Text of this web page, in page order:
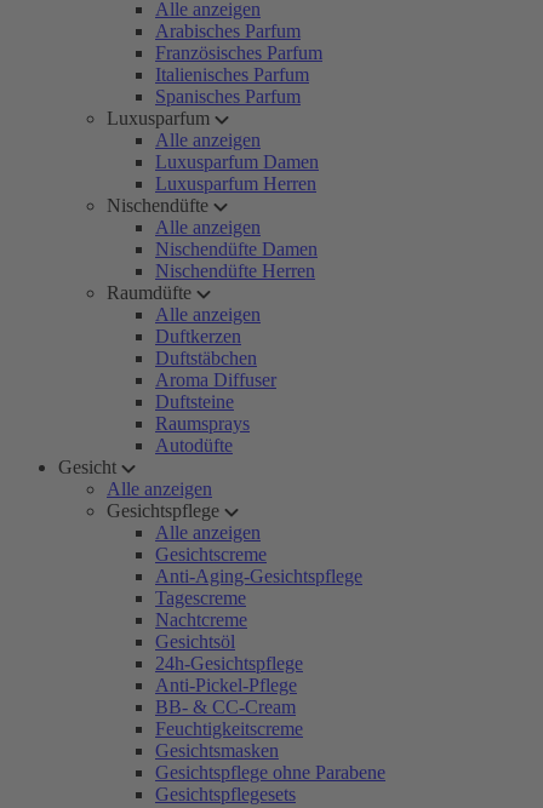
Alle anzeigen
Arabisches Parfum
Französisches Parfum
Italienisches Parfum
Spanisches Parfum
Luxusparfum
Alle anzeigen
Luxusparfum Damen
Luxusparfum Herren
Nischendüfte
Alle anzeigen
Nischendüfte Damen
Nischendüfte Herren
Raumdüfte
Alle anzeigen
Duftkerzen
Duftstäbchen
Aroma Diffuser
Duftsteine
Raumsprays
Autodüfte
Gesicht
Alle anzeigen
Gesichtspflege
Alle anzeigen
Gesichtscreme
Anti-Aging-Gesichtspflege
Tagescreme
Nachtcreme
Gesichtsöl
24h-Gesichtspflege
Anti-Pickel-Pflege
BB- & CC-Cream
Feuchtigkeitscreme
Gesichtsmasken
Gesichtspflege ohne Parabene
Gesichtspflegesets